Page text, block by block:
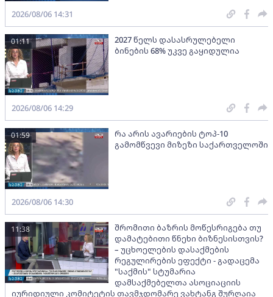
2026/08/06 14:31
2027 წელს დასასრულებელი
ბინების 68% უკვე გაყიდულია
01:11
2026/08/06 14:29
რა არის ავარიების ტოპ-10
გამომწვევი მიზეზი საქართველოში
01:59
2026/08/06 14:30
შრომითი ბაზრის მოწესრიგება თუ
დამატებითი წნეხი ბიზნესისთვის?
– უცხოელების დასაქმების
რეგულირების ეფექტი - გადაცემა
"საქმის" სტუმარია
დამსაქმებელთა ასოციაციის
იურიდიული კომიტეტის თავმჯდომარე ვახტანგ შურღაია
11:38